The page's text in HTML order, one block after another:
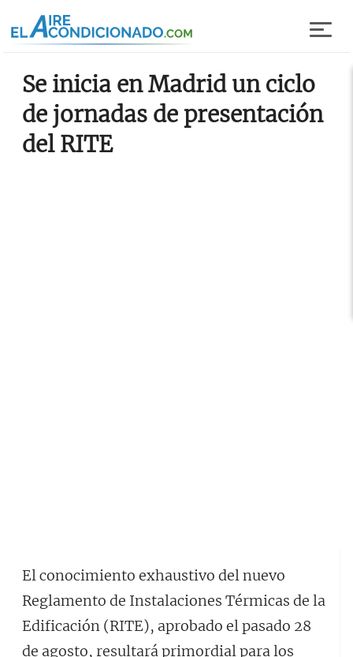
Se inicia en Madrid un ciclo
de jornadas de presentación
del RITE
El conocimiento exhaustivo del nuevo
Reglamento de Instalaciones Térmicas de la
Edificación (RITE), aprobado el pasado 28
de agosto, resultará primordial para los